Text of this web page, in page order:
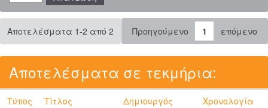
Αποτελέσματα 1-2 από 2 Προηγούμενο 1 επόμενο
Αποτελέσματα σε τεκμήρια:
Τύπος Τίτλος Δημιουργός
Χρονολογία